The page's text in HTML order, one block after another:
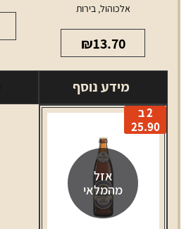
אלכוהול,בירות
₪13.70
מידע נוסף
אזל
מהמלאי
2 ב
25.90